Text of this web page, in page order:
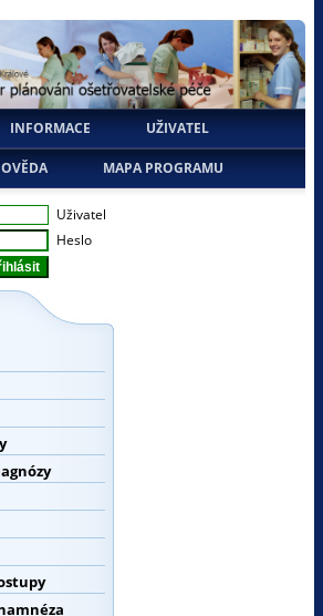
INFORMACE UŽIVATEL
MAPA PROGRAMU
Uživatel
Heslo